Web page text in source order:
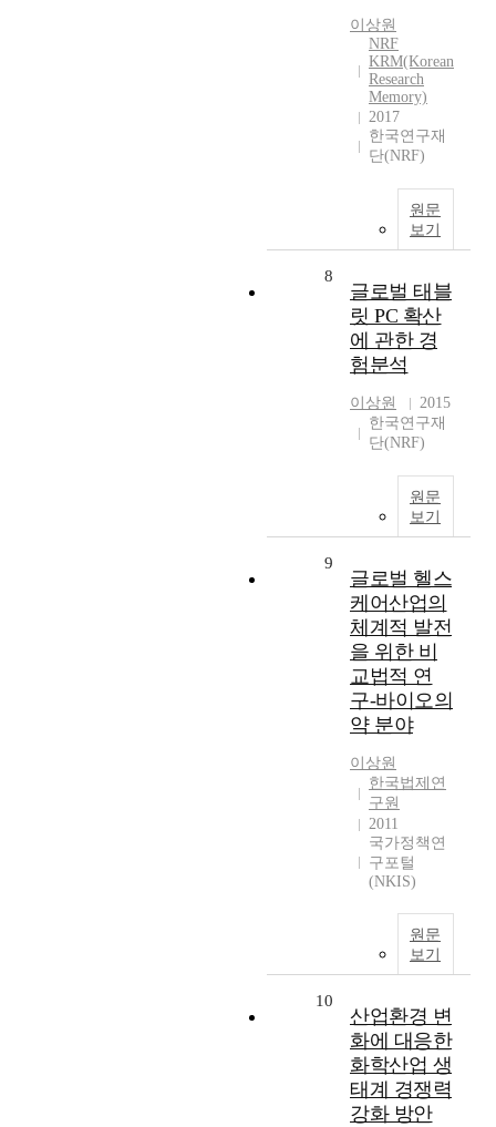
이상원
NRF
KRM(Korean
Research
Memory)
2017
한국연구재
단(NRF)
원문
보기
8
글로벌 태블
릿 PC 확산
에 관한 경
험분석
이상원
2015
한국연구재
단(NRF)
원문
보기
9
글로벌 헬스
케어산업의
체계적 발전
을 위한 비
교법적 연
구-바이오의
약 분야
이상원
한국법제연
구원
2011
국가정책연
구포털
(NKIS)
원문
보기
10
산업환경 변
화에 대응한
화학산업 생
태계 경쟁력
강화 방안